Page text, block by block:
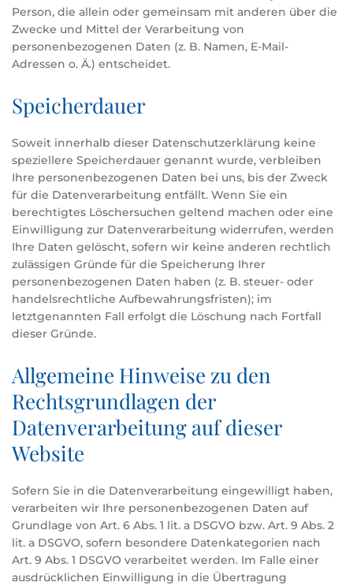
Person, die allein oder gemeinsam mit anderen über die
Zwecke und Mittel der Verarbeitung von
personenbezogenen Daten (z. B. Namen, E-Mail-
Adressen o. Ä.) entscheidet.
Speicherdauer
Soweit innerhalb dieser Datenschutzerklärung keine
speziellere Speicherdauer genannt wurde, verbleiben
Ihre personenbezogenen Daten bei uns, bis der Zweck
für die Datenverarbeitung entfällt. Wenn Sie ein
berechtigtes Löschersuchen geltend machen oder eine
Einwilligung zur Datenverarbeitung widerrufen, werden
Ihre Daten gelöscht, sofern wir keine anderen rechtlich
zulässigen Gründe für die Speicherung Ihrer
personenbezogenen Daten haben (z. B. steuer- oder
handelsrechtliche Aufbewahrungsfristen); im
letztgenannten Fall erfolgt die Löschung nach Fortfall
dieser Gründe.
Allgemeine Hinweise zu den
Rechtsgrundlagen der
Datenverarbeitung auf dieser
Website
Sofern Sie in die Datenverarbeitung eingewilligt haben,
verarbeiten wir Ihre personenbezogenen Daten auf
Grundlage von Art. 6 Abs. 1 lit. a DSGVO bzw. Art. 9 Abs. 2
lit. a DSGVO, sofern besondere Datenkategorien nach
Art. 9 Abs. 1 DSGVO verarbeitet werden. Im Falle einer
ausdrücklichen Einwilligung in die Übertragung